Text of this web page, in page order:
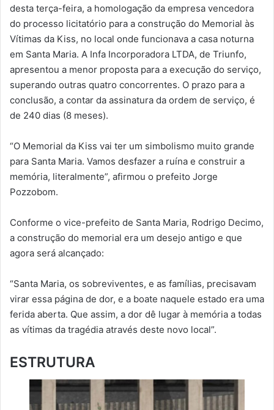
desta terça-feira, a homologação da empresa vencedora
do processo licitatório para a construção do Memorial às
Vítimas da Kiss, no local onde funcionava a casa noturna
em Santa Maria. A Infa Incorporadora LTDA, de Triunfo,
apresentou a menor proposta para a execução do serviço,
superando outras quatro concorrentes. O prazo para a
conclusão, a contar da assinatura da ordem de serviço, é
de 240 dias (8 meses).
“O Memorial da Kiss vai ter um simbolismo muito grande
para Santa Maria. Vamos desfazer a ruína e construir a
memória, literalmente”, afirmou o prefeito Jorge
Pozzobom.
Conforme o vice-prefeito de Santa Maria, Rodrigo Decimo,
a construção do memorial era um desejo antigo e que
agora será alcançado:
“Santa Maria, os sobreviventes, e as famílias, precisavam
virar essa página de dor, e a boate naquele estado era uma
ferida aberta. Que assim, a dor dê lugar à memória a todas
as vítimas da tragédia através deste novo local”.
ESTRUTURA